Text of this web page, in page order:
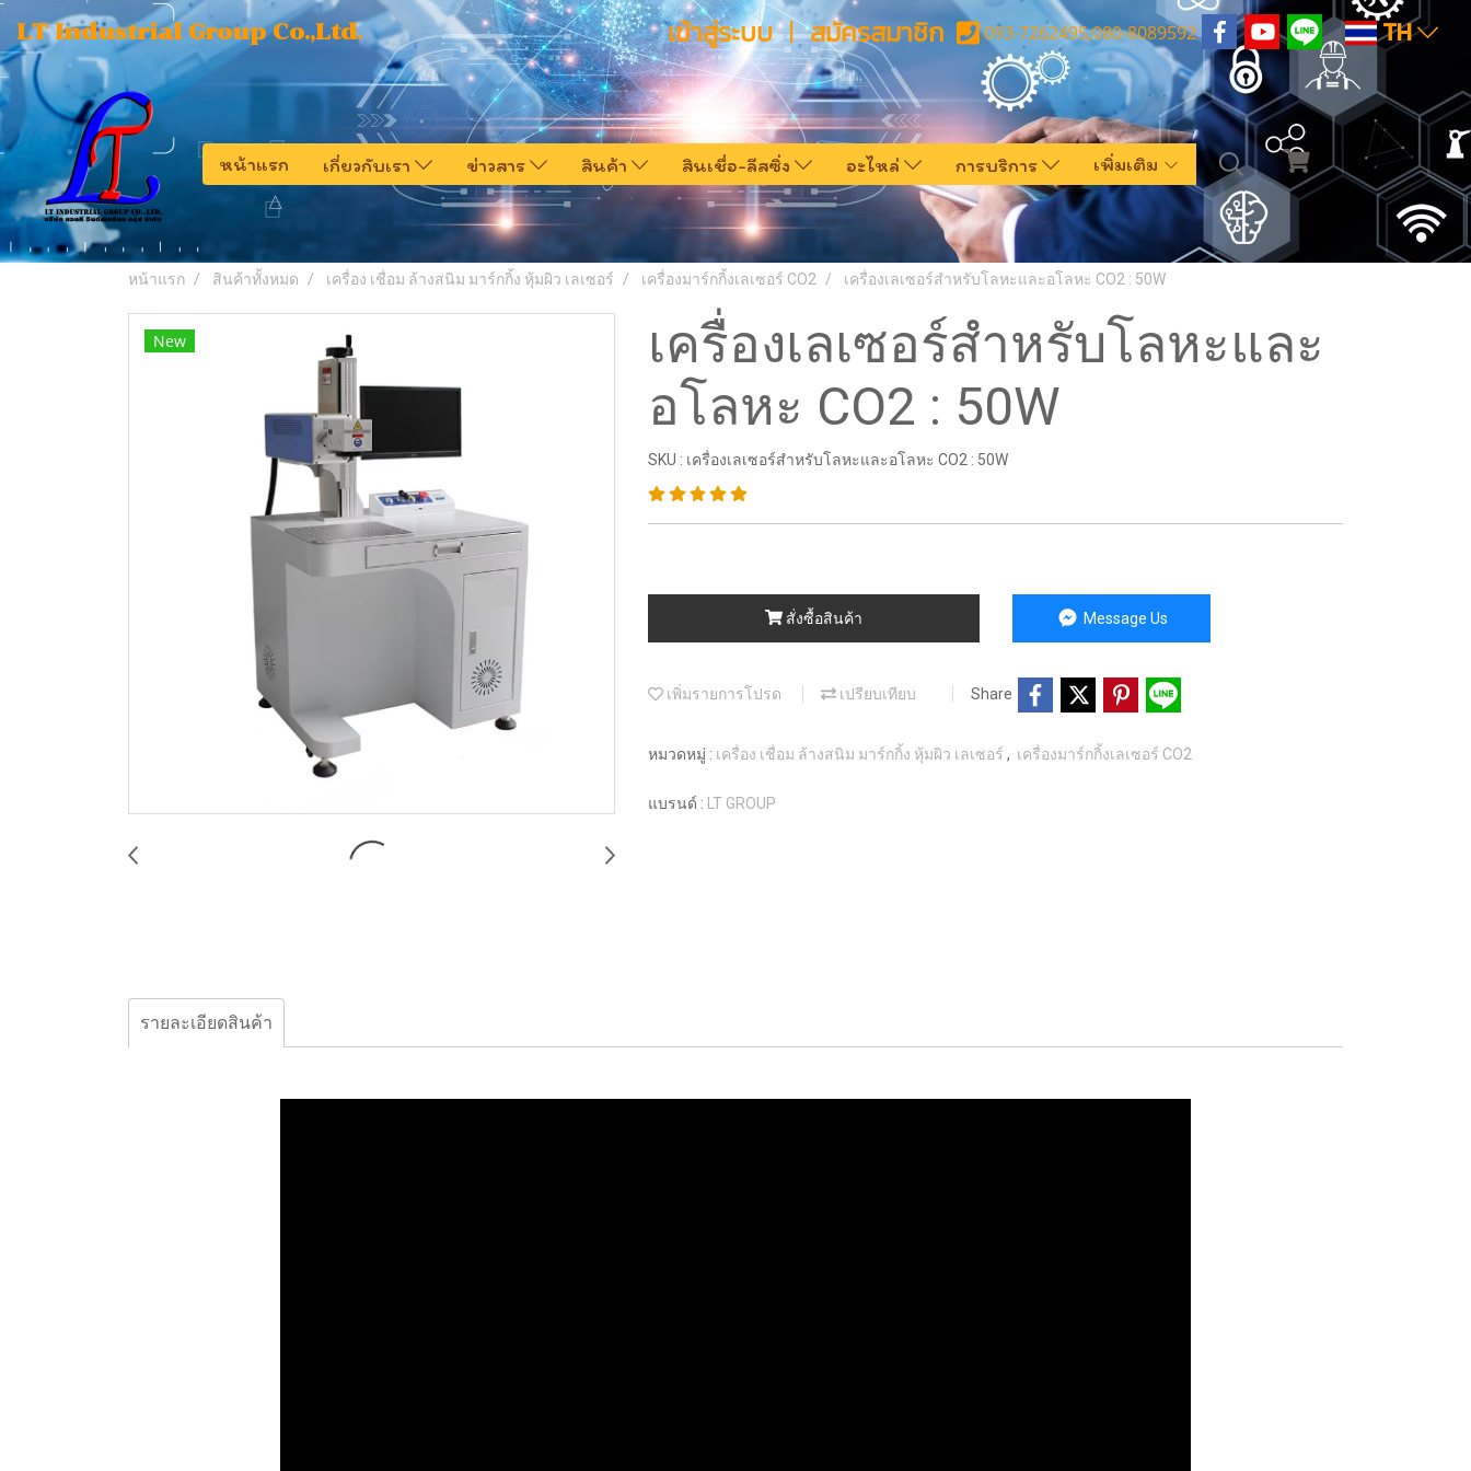
LT Industrial Group Co.,Ltd. เข้าสู่ระบบ สมัครสมาชิก 093-7262495,080-8089592 TH
หน้าแรก เกี่ยวกับเรา ข่าวสาร สินค้า สินเชื่อ-ลีสซิ่ง อะไหล่ การบริการ เพิ่มเติม
หน้าแรก สินค้าทั้งหมด เครื่อง เชื่อม ล้างสนิม มาร์กกิ้ง หุ้มผิว เลเซอร์ เครื่องมาร์กกิ้งเลเซอร์ CO2 เครื่องเลเซอร์สำหรับโลหะและอโลหะ CO2 : 50W
New
เครื่องเลเซอร์สำหรับโลหะและ
อโลหะ CO2 : 50W
SKU : เครื่องเลเซอร์สำหรับโลหะและอโลหะ CO2 : 50W
สั่งซื้อสินค้า Message Us
เพิ่มรายการโปรด เปรียบเทียบ Share
หมวดหมู่ : เครื่อง เชื่อม ล้างสนิม มาร์กกิ้ง หุ้มผิว เลเซอร์ , เครื่องมาร์กกิ้งเลเซอร์ CO2
แบรนด์ : LT GROUP
รายละเอียดสินค้า